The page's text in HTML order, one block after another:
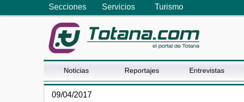
Secciones Servicios Turismo
Noticias Reportajes Entrevistas
09/04/2017